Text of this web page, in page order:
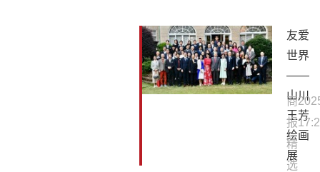
友爱
世界
——
山川
王芳
绘画
展
商
报
精
选